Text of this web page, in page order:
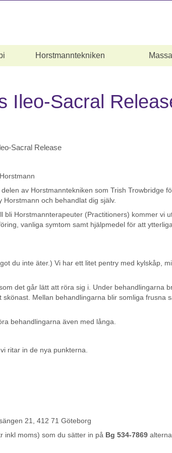
Horstmanntekniken
Ileo-Sacral
Sacral Release
av Horstmanntekniken som Trish Trowbridge
och behandlat dig själv.
bli Horstmannterapeuter (Practitioners) kommer vi
vanliga symtom samt hjälpmedel för att
du inte äter.) Vi har ett litet pentry med kylskåp,
det går lätt att röra sig i. Under behandlingarna
Mellan behandlingarna blir somliga frusna
behandlingarna även med långa.
ritar in de nya punkterna.
21, 412 71 Göteborg
inkl moms) som du sätter in på Bg 534-7869